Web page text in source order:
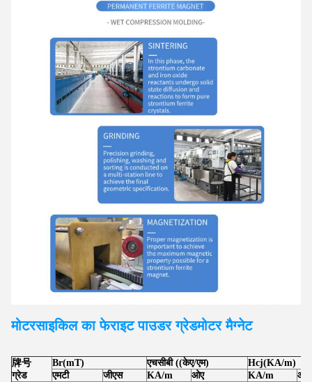
मोटरसाइकिल का फेराइट पाउडर ग्रेडमोटर मैग्नेट
牌号
ग्रेड
Br(mT) एचसीबी ((केए/एम)
Hcj(KA/m)
एमटी
जीएस KA/m ओए KA/m
ओए